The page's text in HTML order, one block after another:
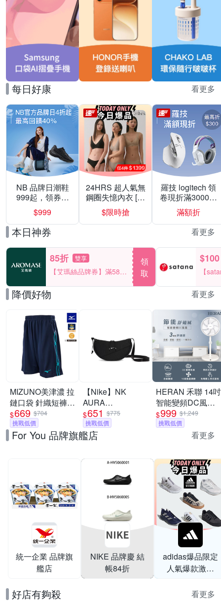
每日好康 看更多
NB 品牌日潮鞋
999起，領券折
上折 最高回饋
40%
$999
24HRS 超人氣無
鋼圈失憶內衣 [熱
銷好評]
$限時搶
羅技 logitech 領
卷現折滿3000折
300
滿額折
本日神券 看更多
85折 雙享
【艾瑪絲品牌券】滿580
享85折！
領
取
$100
【
一件
降價好物 看更多
MIZUNO美津濃 拉
鏈口袋 針織短褲
_32TBC533xx
$669 $704
挑戰低價
【Nike】NK
AURA
CRESCENT
CROSSBODY 斜
背包 男女 A-
$651 $775
挑戰低價
HERAN 禾聯 14吋
智能變頻DC風扇
HDF-14WT760
[限時優惠]
$999 $1,249
挑戰低價
For You 品牌旗艦店 看更多
統一企業 品牌旗
艦店
NIKE 品牌慶 結
帳84折
adidas爆品限定
人氣爆款激降
好店有夠殺 看更多